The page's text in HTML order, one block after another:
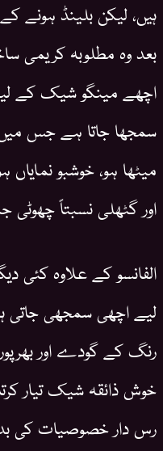
ہیں، لیکن بلینڈ ہونے کے
بعد وہ مطلوبہ کریمی
اچھے مینگو شیک کے
سمجھا جاتا ہے جس میں
میٹھا ہو، خوشبو
اور گٹھلی نسبتاً چھوٹی
الفانسو کے علاوہ کئی
لیے اچھی سمجھی جاتی
رنگ کے گودے اور
خوش ذائقہ شیک تیار
رس دار خصوصیات کی